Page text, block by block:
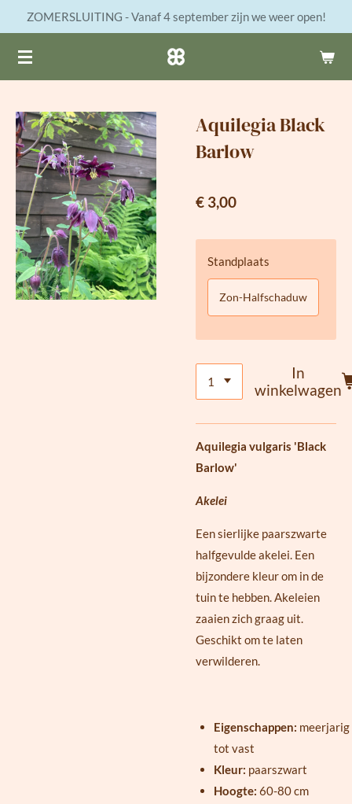
naar
de
ZOMERSLUITING - Vanaf 4 september zijn we weer open!
Aquilegia Black
Barlow
€ 3,00
Standplaats
Zon-Halfschaduw
In
winkelwagen
Aquilegia vulgaris 'Black
Barlow'
Akelei
Een sierlijke paarszwarte
halfgevulde akelei. Een
bijzondere kleur om in de
tuin te hebben. Akeleien
zaaien zich graag uit.
Geschikt om te laten
verwilderen.
Eigenschappen: meerjarig
tot vast
Kleur: paarszwart
Hoogte: 60-80 cm